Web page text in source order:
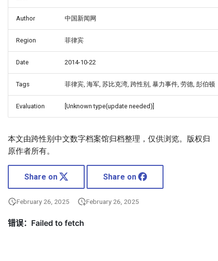
Author 中国新闻网
Region 菲律宾
Date 2014-10-22
Tags 菲律宾, 海军, 苏比克湾, 跨性别, 暴力事件, 劳德, 彭伯顿
Evaluation [Unknown type(update needed)]
本文由跨性别中文数字档案馆归档整理，仅供浏览。版权归
原作者所有。
Share on Share on
February 26, 2025 February 26, 2025